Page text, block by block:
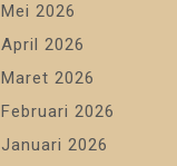
Mei 2026
April 2026
Maret 2026
Februari 2026
Januari 2026